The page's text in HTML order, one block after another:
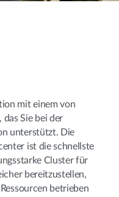
mit einem von
Sie bei der
unterstützt. Die
ist die schnellste
Cluster für
bereitzustellen,
betrieben